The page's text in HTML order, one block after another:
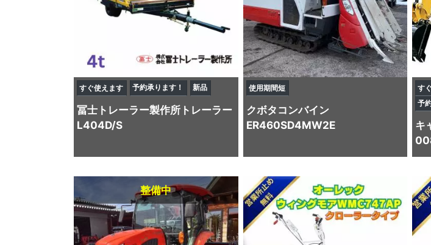
すぐ使えます 予約承ります！ 新品
冨士トレーラー製作所 トレーラー
L404D/S
使用期間短
クボタコンバイン
ER460SD4MW2E
す
予
キ
整備中